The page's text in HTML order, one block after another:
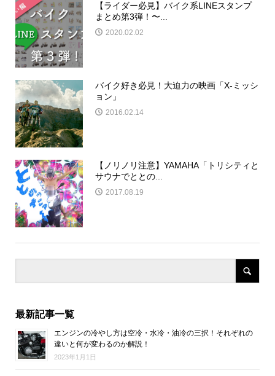
【ライダー必見】バイク系LINEスタンプ
まとめ第3弾！〜...
2020.02.02
バイク好き必見！大迫力の映画「X-ミッシ
ョン」
2016.02.14
【ノリノリ注意】YAMAHA「トリシティと
サウナでととの...
2017.08.19
最新記事一覧
エンジンの冷やし方は空冷・水冷・油冷の三択！それぞれの
違いと何が変わるのか解説！
2023年1月1日